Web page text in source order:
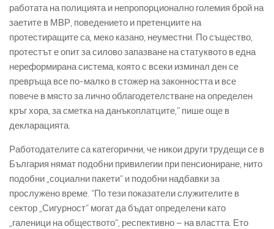
работата на полицията и непропорционално големия брой на
заетите в МВР, поведението и претенциите на
протестиращите са, меко казано, неуместни. По същество,
протестът е опит за силово запазване на статуквото в една
нереформирана система, която с всеки изминал ден се
превръща все по-малко в стожер на законността и все
повече в място за лично облагодетелстване на определен
кръг хора, за сметка на данъкоплатците,” пише още в
декларацията.
Работодателите са категорични, че никои други трудещи се в
България нямат подобни привилегии при пенсиониране, нито
подобни „социални пакети“ и подобни надбавки за
прослужено време. “По тези показатели служителите в
сектор „Сигурност“ могат да бъдат определени като
„галеници на обществото“, респективно – на властта. Ето